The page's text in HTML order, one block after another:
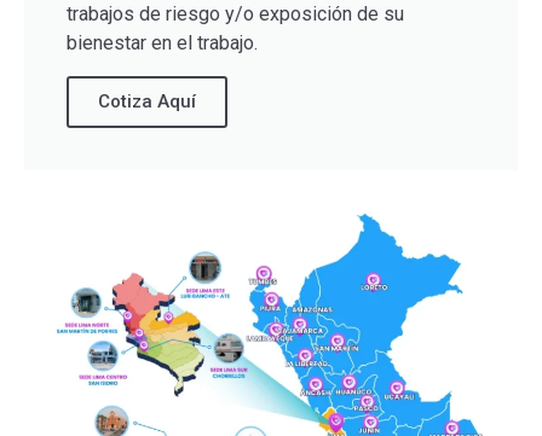
trabajos de riesgo y/o exposición de su
bienestar en el trabajo.
Cotiza Aquí